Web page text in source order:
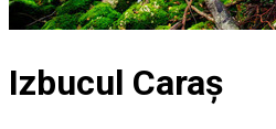
Izbucul Caraş